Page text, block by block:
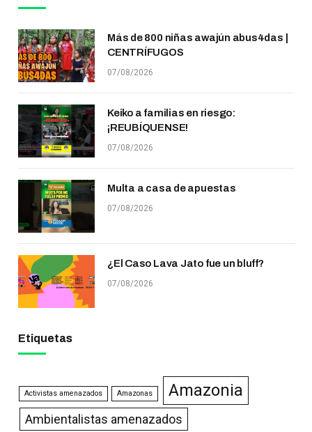
Más de 800 niñas awajún abus4das |
CENTRÍFUGOS
07/08/2026
Keiko a familias en riesgo:
¡REUBÍQUENSE!
07/08/2026
Multa a casa de apuestas
07/08/2026
¿El Caso Lava Jato fue un bluff?
07/08/2026
Etiquetas
Activistas amenazados Amazonas Amazonia
Ambientalistas amenazados